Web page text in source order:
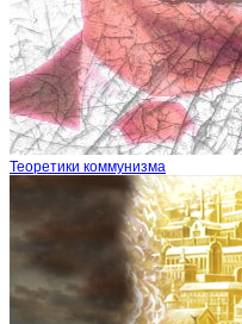
Теоретики коммунизма